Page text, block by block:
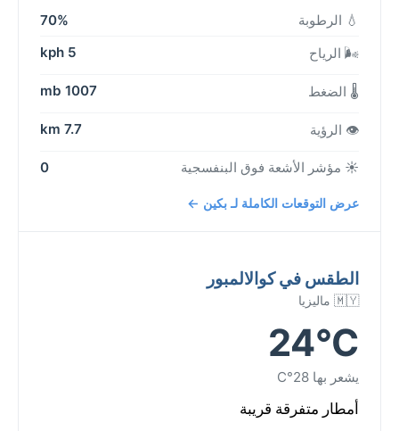
💧 الرطوبة
70%
🌬️ الرياح
5 kph
🌡️ الضغط 1007 mb
👁️ الرؤية 7.7 km
☀️ مؤشر الأشعة فوق البنفسجية 0
عرض التوقعات الكاملة لـ بكين ←
الطقس في كوالالمبور
🇲🇾 ماليزيا
24°C
يشعر بها 28°C
أمطار متفرقة قريبة